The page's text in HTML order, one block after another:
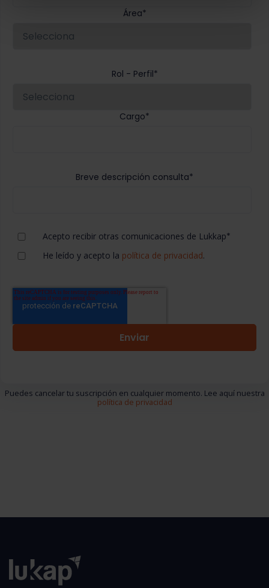
Área*
Rol - Perfil*
Cargo*
Breve descripción consulta*
Acepto recibir otras comunicaciones de Lukkap*
He leído y acepto la política de privacidad.
Puedes cancelar tu suscripción en cualquier momento. Lee aquí nuestra
política de privacidad